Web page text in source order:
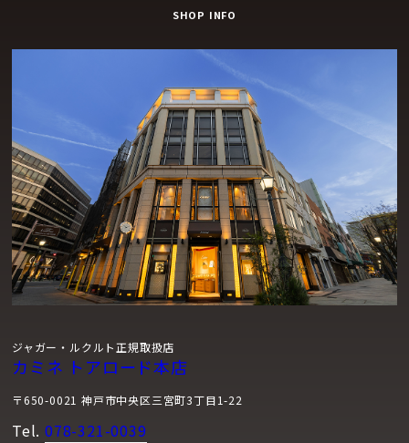
SHOP INFO
ジャガー・ルクルト正規取扱店
カミネ トアロード本店
〒650-0021 神戸市中央区三宮町3丁目1-22
Tel. 078-321-0039